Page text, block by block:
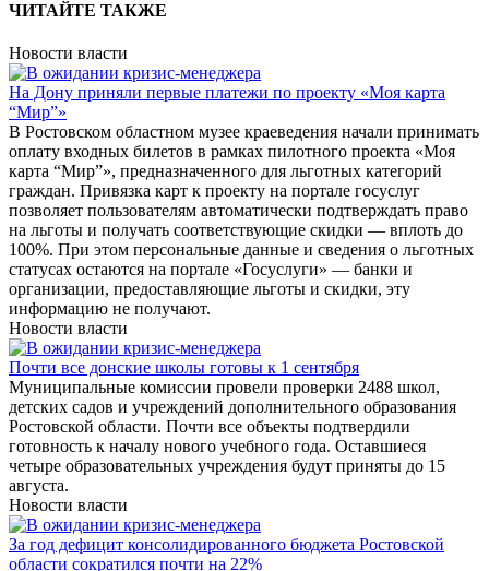
ЧИТАЙТЕ ТАКЖЕ
Новости власти
На Дону приняли первые платежи по проекту «Моя карта
“Мир”»
В Ростовском областном музее краеведения начали принимать
оплату входных билетов в рамках пилотного проекта «Моя
карта “Мир”», предназначенного для льготных категорий
граждан. Привязка карт к проекту на портале госуслуг
позволяет пользователям автоматически подтверждать право
на льготы и получать соответствующие скидки — вплоть до
100%. При этом персональные данные и сведения о льготных
статусах остаются на портале «Госуслуги» — банки и
организации, предоставляющие льготы и скидки, эту
информацию не получают.
Новости власти
Почти все донские школы готовы к 1 сентября
Муниципальные комиссии провели проверки 2488 школ,
детских садов и учреждений дополнительного образования
Ростовской области. Почти все объекты подтвердили
готовность к началу нового учебного года. Оставшиеся
четыре образовательных учреждения будут приняты до 15
августа.
Новости власти
За год дефицит консолидированного бюджета Ростовской
области сократился почти на 22%